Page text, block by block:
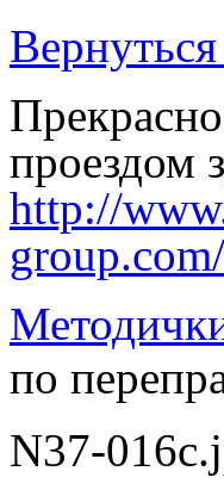
проездом
http://
по
N37-